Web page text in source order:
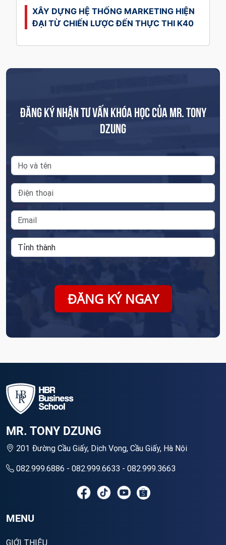
XÂY DỰNG HỆ THỐNG MARKETING HIỆN
ĐẠI TỪ CHIẾN LƯỢC ĐẾN THỰC THI K40
ĐĂNG KÝ NHẬN TƯ VẤN KHÓA HỌC CỦA MR. TONY
DZUNG
ĐĂNG KÝ NGAY
MR. TONY DZUNG
201 Đường Cầu Giấy, Dịch Vọng, Cầu Giấy, Hà Nội
082.999.6886 - 082.999.6633 - 082.999.3663
MENU
GIỚI THIỆU